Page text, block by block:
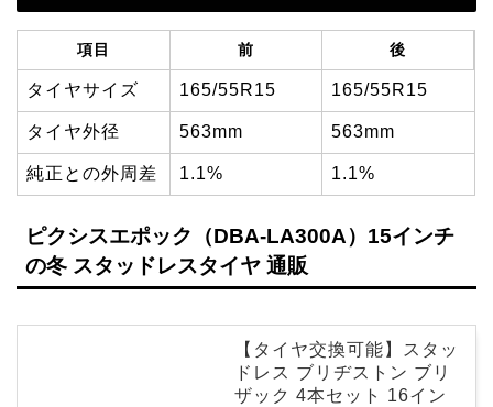
項目 前 後
タイヤサイズ 165/55R15 165/55R15
タイヤ外径 563mm 563mm
純正との外周差 1.1% 1.1%
ピクシスエポック（DBA-LA300A）15インチ
の冬 スタッドレスタイヤ 通販
【タイヤ交換可能】スタッ
ドレス ブリヂストン ブリ
ザック 4本セット 16イン